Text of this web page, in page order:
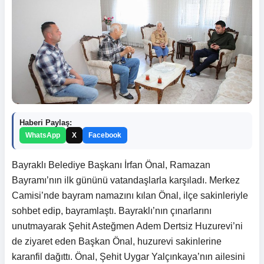
Haberi Paylaş:
WhatsApp X Facebook
Bayraklı Belediye Başkanı İrfan Önal, Ramazan
Bayramı’nın ilk gününü vatandaşlarla karşıladı. Merkez
Camisi’nde bayram namazını kılan Önal, ilçe sakinleriyle
sohbet edip, bayramlaştı. Bayraklı’nın çınarlarını
unutmayarak Şehit Asteğmen Adem Dertsiz Huzurevi’ni
de ziyaret eden Başkan Önal, huzurevi sakinlerine
karanfil dağıttı. Önal, Şehit Uygar Yalçınkaya’nın ailesini